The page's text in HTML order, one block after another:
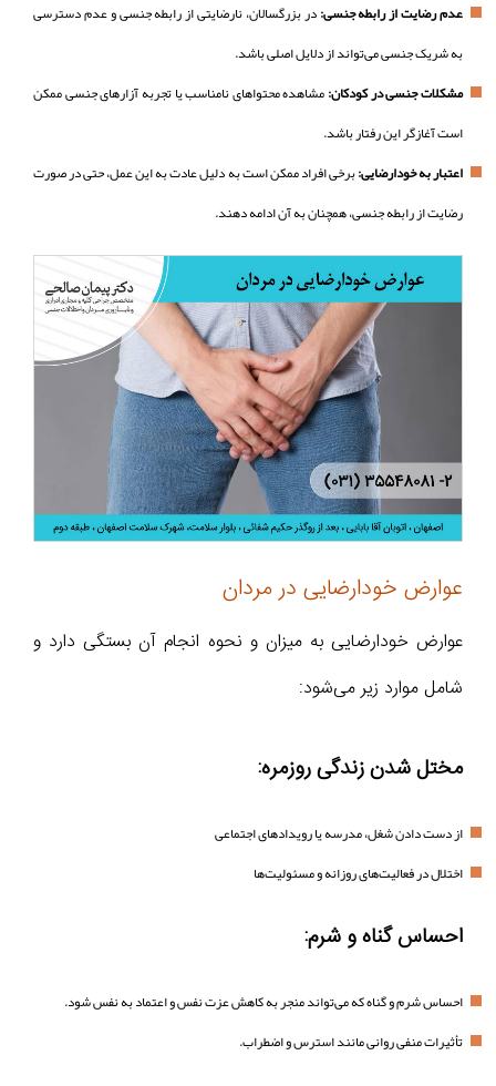
عدم رضایت از رابطه جنسی:در بزرگسالان، نارضایتی از رابطه جنسی و عدم دسترسی
به شریک جنسی می‌تواند از دلایل اصلی باشد.
مشکلات جنسی در کودکان:مشاهده محتواهای نامناسب یا تجربه آزارهای جنسی ممکن
است آغازگر این رفتار باشد.
اعتبار به خودارضایی:برخی افراد ممکن است به دلیل عادت به این عمل، حتی در صورت
رضایت از رابطه جنسی، همچنان به آن ادامه دهند.
عوارض خودارضایی در مردان
عوارض خودارضایی به میزان و نحوه انجام آن بستگی دارد و
شامل موارد زیر می‌شود:
مختل شدن زندگی روزمره:
از دست دادن شغل، مدرسه یا رویدادهای اجتماعی
اختلال در فعالیت‌های روزانه و مسئولیت‌ها
احساس گناه و شرم:
احساس شرم و گناه که می‌تواند منجر به کاهش عزت نفس و اعتماد به نفس شود.
تأثیرات منفی روانی مانند استرس و اضطراب.